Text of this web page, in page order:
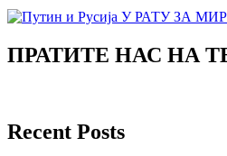
ПРАТИТЕ НАС НА
Recent Posts